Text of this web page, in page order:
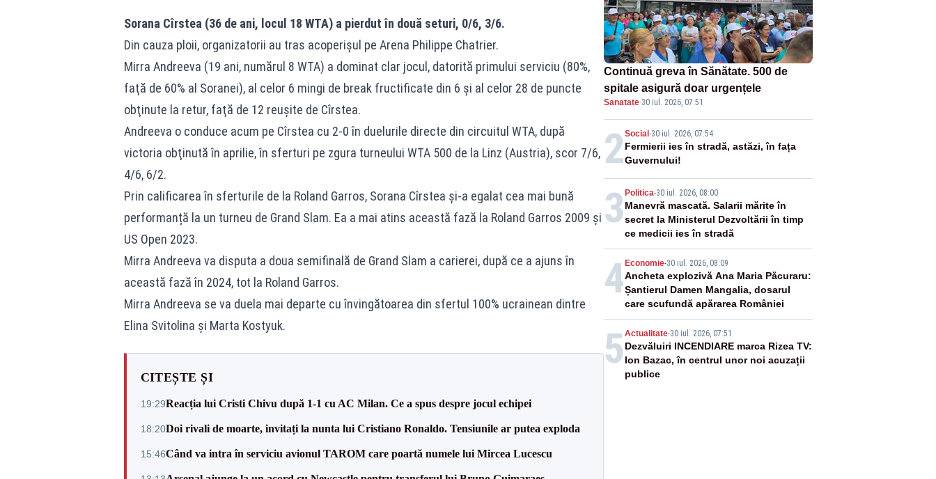
Sorana Cîrstea (36 de ani, locul 18 WTA) a pierdut în două seturi, 0/6, 3/6.
Din cauza ploii, organizatorii au tras acoperișul pe Arena Philippe Chatrier.
Mirra Andreeva (19 ani, numărul 8 WTA) a dominat clar jocul, datorită primului serviciu (80%,
faţă de 60% al Soranei), al celor 6 mingi de break fructificate din 6 şi al celor 28 de puncte
obţinute la retur, faţă de 12 reuşite de Cîrstea.
Andreeva o conduce acum pe Cîrstea cu 2-0 în duelurile directe din circuitul WTA, după
victoria obţinută în aprilie, în sferturi pe zgura turneului WTA 500 de la Linz (Austria), scor 7/6,
4/6, 6/2.
Prin calificarea în sferturile de la Roland Garros, Sorana Cîrstea și-a egalat cea mai bună
performanță la un turneu de Grand Slam. Ea a mai atins această fază la Roland Garros 2009 și
US Open 2023.
Mirra Andreeva va disputa a doua semifinală de Grand Slam a carierei, după ce a ajuns în
această fază în 2024, tot la Roland Garros.
Mirra Andreeva se va duela mai departe cu învingătoarea din sfertul 100% ucrainean dintre
Elina Svitolina și Marta Kostyuk.
CITEȘTE ȘI
19:29Reacția lui Cristi Chivu după 1-1 cu AC Milan. Ce a spus despre jocul echipei
18:20Doi rivali de moarte, invitați la nunta lui Cristiano Ronaldo. Tensiunile ar putea exploda
15:46Când va intra în serviciu avionul TAROM care poartă numele lui Mircea Lucescu
Continuă greva în Sănătate. 500 de
spitale asigură doar urgențele
Sanatate·30 iul. 2026, 07:51
2Social -30 iul. 2026, 07:54
Fermierii ies în stradă, astăzi, în fața
Guvernului!
3 Politica-30 iul. 2026, 08:00
Manevră mascată. Salarii mărite în
secret la Ministerul Dezvoltării în timp
ce medicii ies în stradă
4 Economie-30 iul. 2026, 08:09
Ancheta explozivă Ana Maria Păcuraru:
Șantierul Damen Mangalia, dosarul
care scufundă apărarea României
5 Actualitate-30 iul. 2026, 07:51
Dezvăluiri INCENDIARE marca Rizea TV:
Ion Bazac, în centrul unor noi acuzații
publice